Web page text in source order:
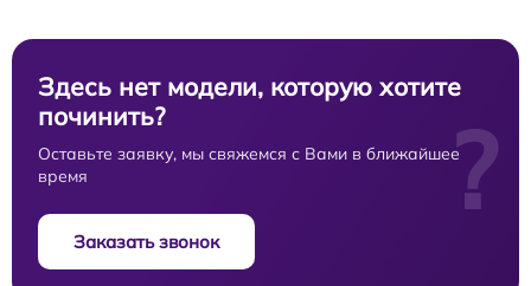
Здесь нет модели, которую хотите
починить?
Оставьте заявку, мы свяжемся с Вами в ближайшее
время
Заказать звонок
?